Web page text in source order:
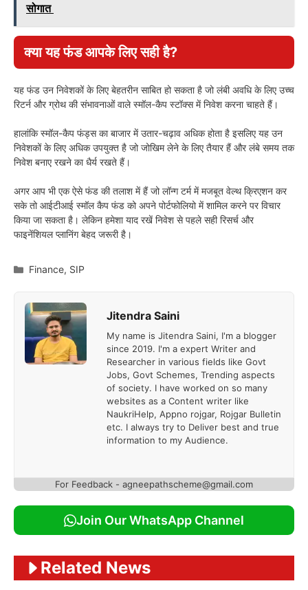
सोगात
क्या यह फंड आपके लिए सही है?
यह फंड उन निवेशकों के लिए बेहतरीन साबित हो सकता है जो लंबी अवधि के लिए उच्च
रिटर्न और ग्रोथ की संभावनाओं वाले स्मॉल-कैप स्टॉक्स में निवेश करना चाहते हैं।
हालांकि स्मॉल-कैप फंड्स का बाजार में उतार-चढ़ाव अधिक होता है इसलिए यह उन
निवेशकों के लिए अधिक उपयुक्त है जो जोखिम लेने के लिए तैयार हैं और लंबे समय तक
निवेश बनाए रखने का धैर्य रखते हैं।
अगर आप भी एक ऐसे फंड की तलाश में हैं जो लॉन्ग टर्म में मजबूत वेल्थ क्रिएशन कर
सके तो आईटीआई स्मॉल कैप फंड को अपने पोर्टफोलियो में शामिल करने पर विचार
किया जा सकता है। लेकिन हमेशा याद रखें निवेश से पहले सही रिसर्च और
फाइनेंशियल प्लानिंग बेहद जरूरी है।
Categories
Finance, SIP
Jitendra Saini
My name is Jitendra Saini, I'm a blogger
since 2019. I'm a expert Writer and
Researcher in various fields like Govt
Jobs, Govt Schemes, Trending aspects
of society. I have worked on so many
websites as a Content writer like
NaukriHelp, Appno rojgar, Rojgar Bulletin
etc. I always try to Deliver best and true
information to my Audience.
For Feedback - agneepathscheme@gmail.com
Join Our WhatsApp Channel
Related News